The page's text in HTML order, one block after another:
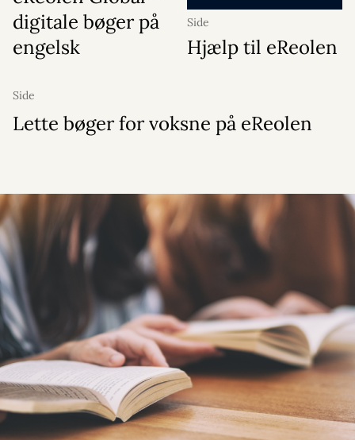
digitale bøger på
engelsk
Side
Hjælp til eReolen
Side
Lette bøger for voksne på eReolen